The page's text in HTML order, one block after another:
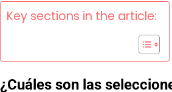
Key sections in the article:
¿Cuáles son las